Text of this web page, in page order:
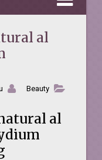
al
Beauty
al